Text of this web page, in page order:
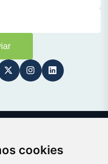
cookies